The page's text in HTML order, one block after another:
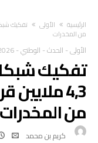
‫الرئيسية‬ الأولى
من المخدرات
الأولى- الحدث- الوطني-
تفكيك
من المخدرات
كريم بن محمد